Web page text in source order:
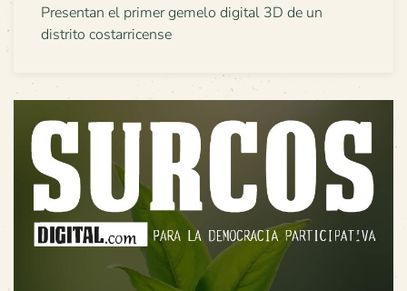
Presentan el primer gemelo digital 3D de un
distrito costarricense